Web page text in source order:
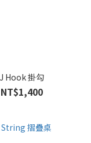
J Hook 掛勾
NT$1,400